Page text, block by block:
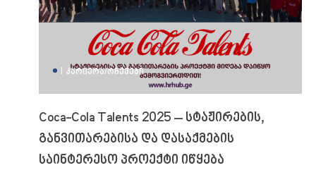
| ᲙᲐᲠᲘᲔᲠᲐ/ᲠᲩᲔᲕᲔᲑᲘ
Coca-Cola Talents 2025 – სტაჟირების,
განვითარებისა და დასაქმების
საინტერესო პროექტი იწყება